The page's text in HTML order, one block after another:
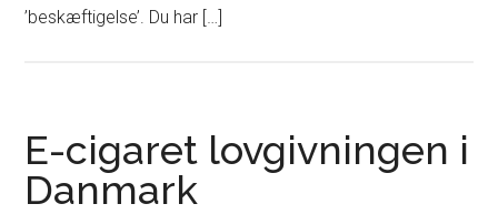
’beskæftigelse’. Du har […]
E-cigaret lovgivningen i
Danmark